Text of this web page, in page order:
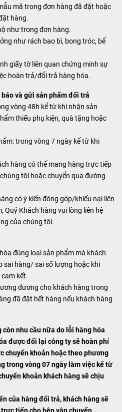
mã trong đơn hàng đã đặt hoặc
hàng.
như trong đơn hàng.
như rách bao bì, bong tróc, bể
giấy tờ liên quan chứng minh sự
hoàn trả/đổi trả hàng hóa.
và gửi sản phẩm đổi trả
vòng 48h kể từ khi nhận sản
thiếu phụ kiện, quà tặng hoặc
trong vòng 7 ngày kể từ khi
hàng có thể mang hàng trực tiếp
tôi hoặc chuyển qua đường
có ý kiến đóng góp/khiếu nại liên
Quý Khách hàng vui lòng liên hệ
của chúng tôi.
đúng loại sản phẩm mà khách
sai hàng/ sai số lượng hoặc khi
kết.
đương cho khách hàng trong
đã đặt hết hàng nếu khách hàng
nhu cầu nữa do lỗi hàng hóa
được đổi lại công ty sẽ hoàn phí
chuyển khoản hoặc theo phương
trong vòng 07 ngày làm việc kể từ
khoản khách hàng sẽ chịu
của hàng đổi trả, khách hàng sẽ